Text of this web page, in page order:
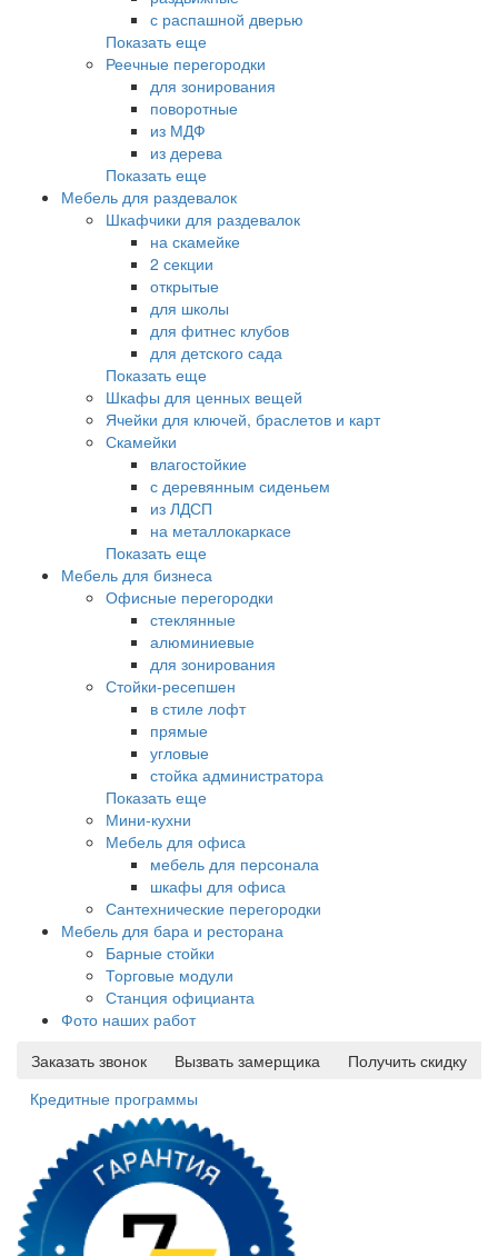
с распашной дверью
Показать еще
Реечные перегородки
для зонирования
поворотные
из МДФ
из дерева
Показать еще
Мебель для раздевалок
Шкафчики для раздевалок
на скамейке
2 секции
открытые
для школы
для фитнес клубов
для детского сада
Показать еще
Шкафы для ценных вещей
Ячейки для ключей, браслетов и карт
Скамейки
влагостойкие
с деревянным сиденьем
из ЛДСП
на металлокаркасе
Показать еще
Мебель для бизнеса
Офисные перегородки
стеклянные
алюминиевые
для зонирования
Стойки-ресепшен
в стиле лофт
прямые
угловые
стойка администратора
Показать еще
Мини-кухни
Мебель для офиса
мебель для персонала
шкафы для офиса
Сантехнические перегородки
Мебель для бара и ресторана
Барные стойки
Торговые модули
Станция официанта
Фото наших работ
Заказать звонок
Вызвать замерщика
Получить скидку
Кредитные программы